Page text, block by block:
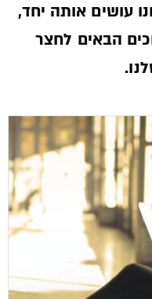
עושים אותה יחד,
הבאים לחצר